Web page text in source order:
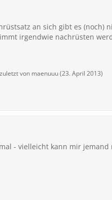
an sich gibt es (noch)
irgendwie nachrüsten
von maenuuu (23. April 2013)
- vielleicht kann mir